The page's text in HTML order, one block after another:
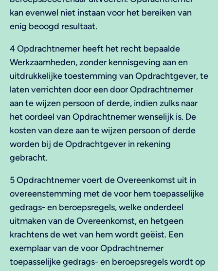
kan evenwel niet instaan voor het bereiken van
enig beoogd resultaat.
4 Opdrachtnemer heeft het recht bepaalde
Werkzaamheden, zonder kennisgeving aan en
uitdrukkelijke toestemming van Opdrachtgever, te
laten verrichten door een door Opdrachtnemer
aan te wijzen persoon of derde, indien zulks naar
het oordeel van Opdrachtnemer wenselijk is. De
kosten van deze aan te wijzen persoon of derde
worden bij de Opdrachtgever in rekening
gebracht.
5 Opdrachtnemer voert de Overeenkomst uit in
overeenstemming met de voor hem toepasselijke
gedrags- en beroepsregels, welke onderdeel
uitmaken van de Overeenkomst, en hetgeen
krachtens de wet van hem wordt geëist. Een
exemplaar van de voor Opdrachtnemer
toepasselijke gedrags- en beroepsregels wordt op